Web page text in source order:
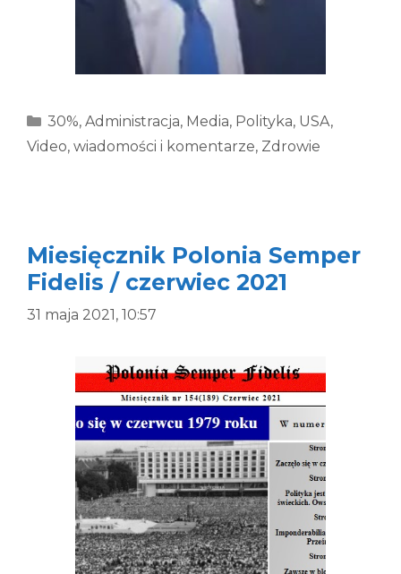
Kategorie
30%, Administracja, Media, Polityka, USA,
Video, wiadomości i komentarze, Zdrowie
Miesięcznik Polonia Semper
Fidelis / czerwiec 2021
31 maja 2021, 10:57